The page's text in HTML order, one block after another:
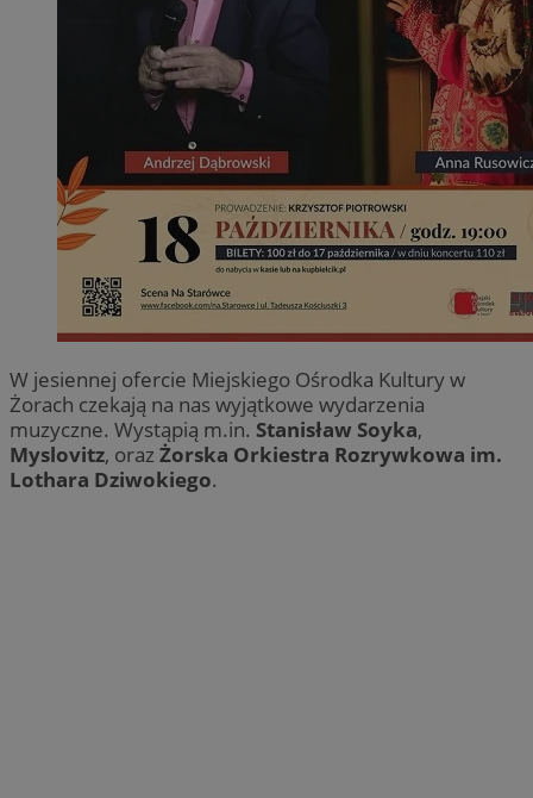
W jesiennej ofercie Miejskiego Ośrodka Kultury w
Żorach czekają na nas wyjątkowe wydarzenia
muzyczne. Wystąpią m.in. Stanisław Soyka,
Myslovitz, orazŻorska Orkiestra Rozrywkowa im.
Lothara Dziwokiego.